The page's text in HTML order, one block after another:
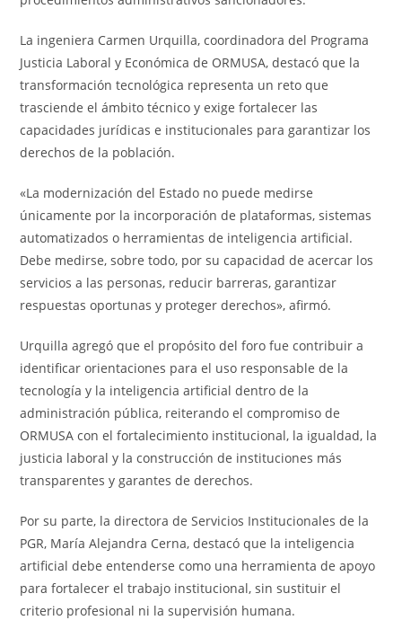
La ingeniera Carmen Urquilla, coordinadora del Programa
Justicia Laboral y Económica de ORMUSA, destacó que la
transformación tecnológica representa un reto que
trasciende el ámbito técnico y exige fortalecer las
capacidades jurídicas e institucionales para garantizar los
derechos de la población.
«La modernización del Estado no puede medirse
únicamente por la incorporación de plataformas, sistemas
automatizados o herramientas de inteligencia artificial.
Debe medirse, sobre todo, por su capacidad de acercar los
servicios a las personas, reducir barreras, garantizar
respuestas oportunas y proteger derechos», afirmó.
Urquilla agregó que el propósito del foro fue contribuir a
identificar orientaciones para el uso responsable de la
tecnología y la inteligencia artificial dentro de la
administración pública, reiterando el compromiso de
ORMUSA con el fortalecimiento institucional, la igualdad, la
justicia laboral y la construcción de instituciones más
transparentes y garantes de derechos.
Por su parte, la directora de Servicios Institucionales de la
PGR, María Alejandra Cerna, destacó que la inteligencia
artificial debe entenderse como una herramienta de apoyo
para fortalecer el trabajo institucional, sin sustituir el
criterio profesional ni la supervisión humana.